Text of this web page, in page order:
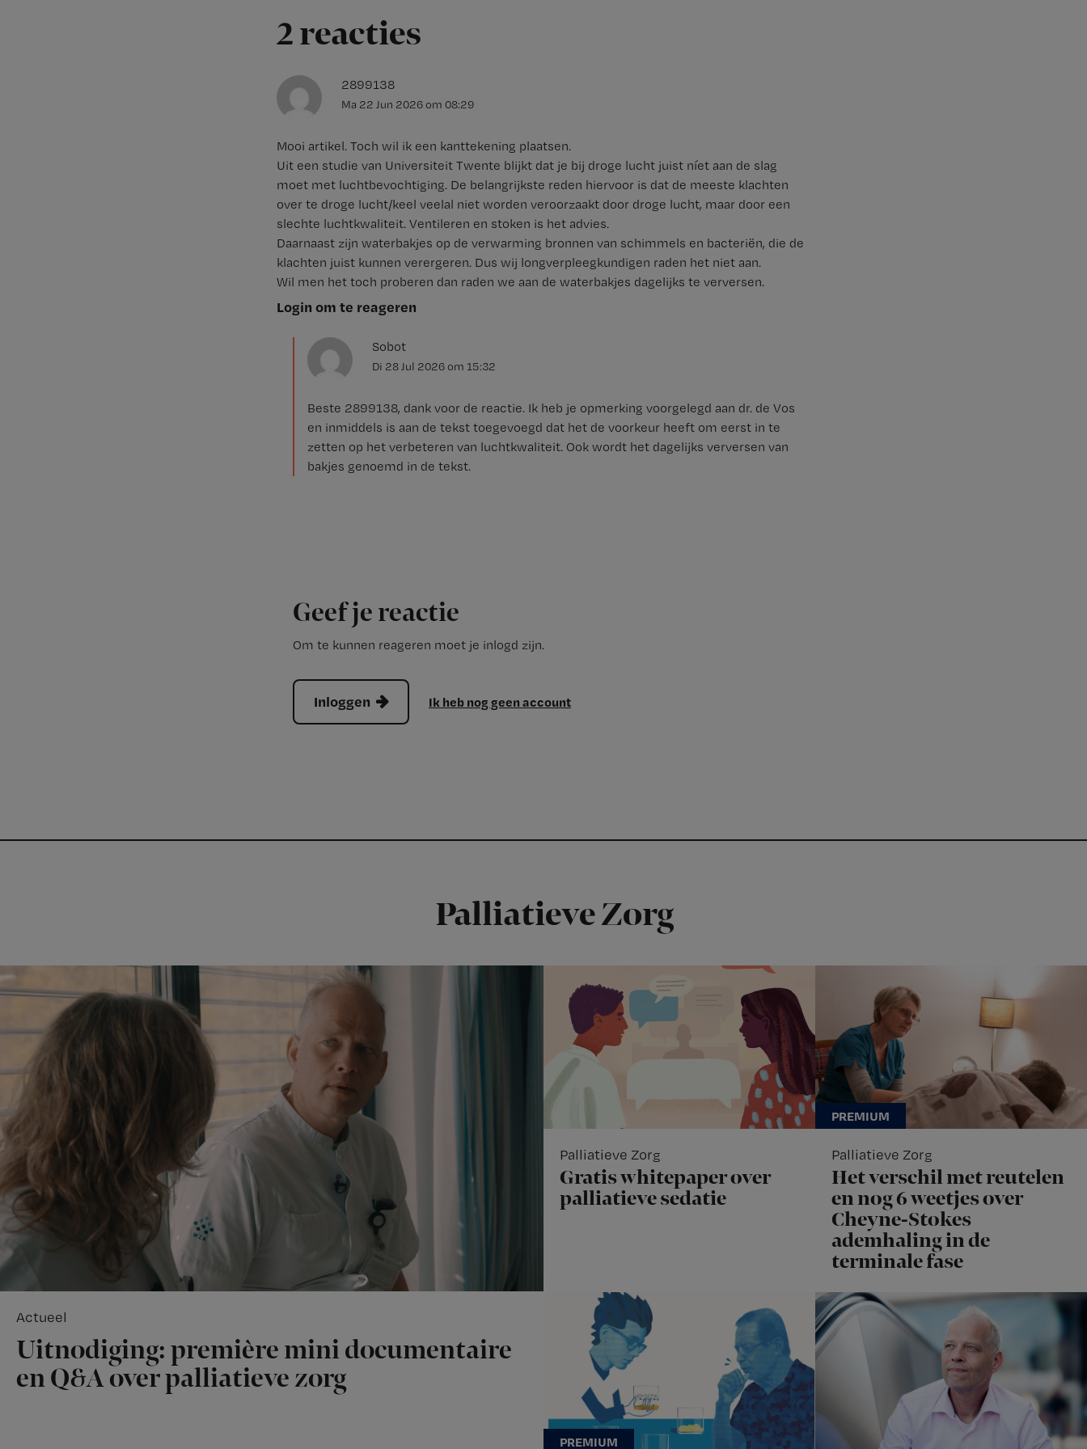
2 reacties
2899138
Ma 22 Jun 2026om 08:29
Mooi artikel. Toch wil ik een kanttekening plaatsen.
Uit een studie van Universiteit Twente blijkt dat je bij droge lucht juist níet aan de slag
moet met luchtbevochtiging. De belangrijkste reden hiervoor is dat de meeste klachten
over te droge lucht/keel veelal niet worden veroorzaakt door droge lucht, maar door een
slechte luchtkwaliteit. Ventileren en stoken is het advies.
Daarnaast zijn waterbakjes op de verwarming bronnen van schimmels en bacteriën, die de
klachten juist kunnen verergeren. Dus wij longverpleegkundigen raden het niet aan.
Wil men het toch proberen dan raden we aan de waterbakjes dagelijks te verversen.
Login om te reageren
Sobot
Di 28 Jul 2026om 15:32
Beste 2899138, dank voor de reactie. Ik heb je opmerking voorgelegd aan dr. de Vos
en inmiddels is aan de tekst toegevoegd dat het de voorkeur heeft om eerst in te
zetten op het verbeteren van luchtkwaliteit. Ook wordt het dagelijks verversen van
bakjes genoemd in de tekst.
Geef je reactie
Om te kunnen reageren moet je inlogd zijn.
Inloggen Ik heb nog geen account
Palliatieve Zorg
Actueel
Uitnodiging: première mini documentaire
en Q&A over palliatieve zorg
Palliatieve Zorg
Gratis whitepaper over
palliatieve sedatie
Palliatieve Zorg
Het verschil met reutelen
en nog 6 weetjes over
Cheyne-Stokes
ademhaling in de
terminale fase